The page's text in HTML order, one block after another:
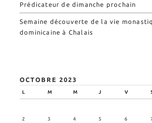
Prédicateur de dimanche prochain
Semaine découverte de la vie
dominicaine à Chalais
OCTOBRE 2023
L M M J V
2 3 4 5 6